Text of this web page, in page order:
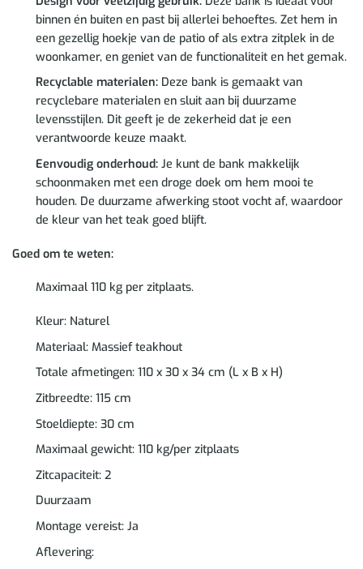
binnen én buiten en past bij allerlei behoeftes. Zet hem in
een gezellig hoekje van de patio of als extra zitplek in de
woonkamer, en geniet van de functionaliteit en het gemak.
Recyclable materialen:Deze bank is gemaakt van
recyclebare materialen en sluit aan bij duurzame
levensstijlen. Dit geeft je de zekerheid dat je een
verantwoorde keuze maakt.
Eenvoudig onderhoud:Je kunt de bank makkelijk
schoonmaken met een droge doek om hem mooi te
houden. De duurzame afwerking stoot vocht af, waardoor
de kleur van het teak goed blijft.
Goed om te weten:
Maximaal 110 kg per zitplaats.
Kleur: Naturel
Materiaal: Massief teakhout
Totale afmetingen: 110 x 30 x 34 cm (L x B x H)
Zitbreedte: 115 cm
Stoeldiepte: 30 cm
Maximaal gewicht: 110 kg/per zitplaats
Zitcapaciteit: 2
Duurzaam
Montage vereist: Ja
Aflevering: